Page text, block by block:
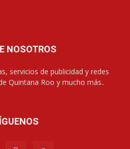
NOSOTROS
servicios de publicidad y redes
Quintana Roo y mucho más..